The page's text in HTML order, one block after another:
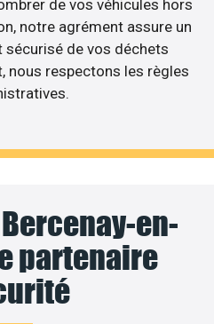
de vos véhicules hors
notre agrément assure un
de vos déchets
nous respectons les règles
en-
partenaire